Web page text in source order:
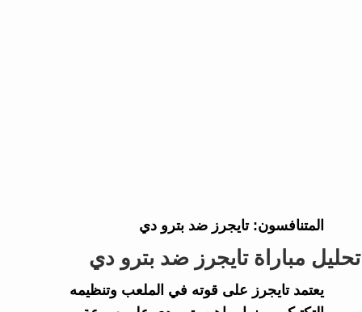
المتنافسون: تايجرز ضد بترو دي
تحليل مباراة تايجرز ضد بترو دي
يعتمد تايجرز على قوته في الملعب وتنظيمه